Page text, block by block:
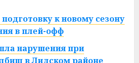
к новому сезону
в плей-офф
нарушения при
в Лидском районе